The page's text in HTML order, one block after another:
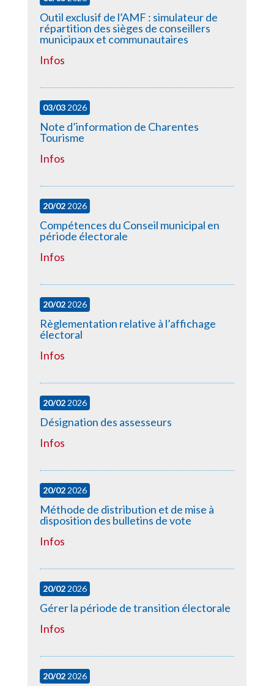
Outil exclusif de l’AMF : simulateur de
répartition des sièges de conseillers
municipaux et communautaires
Infos
03/032026
Note d’information de Charentes
Tourisme
Infos
20/022026
Compétences du Conseil municipal en
période électorale
Infos
20/022026
Règlementation relative à l’affichage
électoral
Infos
20/022026
Désignation des assesseurs
Infos
20/022026
Méthode de distribution et de mise à
disposition des bulletins de vote
Infos
20/022026
Gérer la période de transition électorale
Infos
20/022026